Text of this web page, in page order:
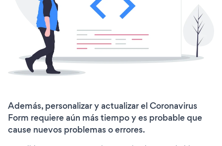
Además, personalizar y actualizar el Coronavirus
Form requiere aún más tiempo y es probable que
cause nuevos problemas o errores.